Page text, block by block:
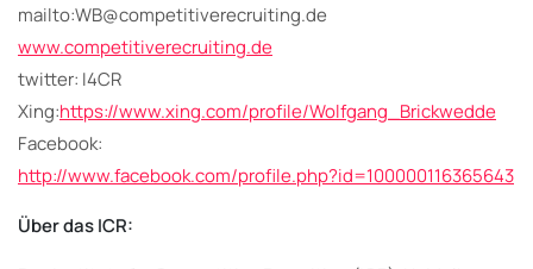
mailto:WB@competitiverecruiting.de
www.competitiverecruiting.de
twitter: I4CR
Xing:https://www.xing.com/profile/Wolfgang_Brickwedde
Facebook:
http://www.facebook.com/profile.php?id=100000116365643
Über das ICR: